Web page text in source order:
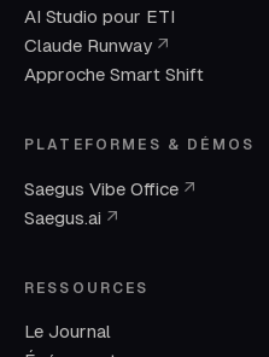
AI Studio pour ETI
Claude Runway ↗
Approche Smart Shift
PLATEFORMES & DÉMOS
Saegus Vibe Office ↗
Saegus.ai ↗
RESSOURCES
Le Journal